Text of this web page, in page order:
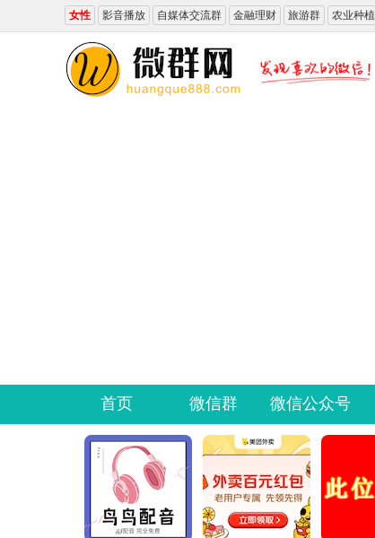
女性 影音播放 自媒体交流群 金融理财 旅游群 农业种植
首页 微信群 微信公众号